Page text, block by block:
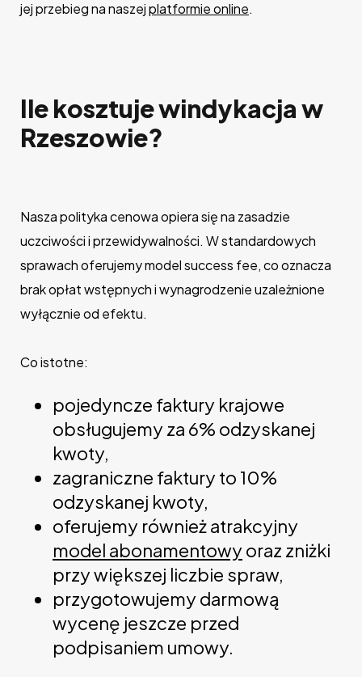
jej przebieg na naszejplatformie online.
Ile kosztuje windykacja w
Rzeszowie?
Nasza polityka cenowa opiera się na zasadzie
uczciwości i przewidywalności. W standardowych
sprawach oferujemy model success fee, co oznacza
brak opłat wstępnych i wynagrodzenie uzależnione
wyłącznie od efektu.
Co istotne:
pojedyncze faktury krajowe
obsługujemy za 6% odzyskanej
kwoty,
zagraniczne faktury to 10%
odzyskanej kwoty,
oferujemy również atrakcyjny
model abonamentowy oraz zniżki
przy większej liczbie spraw,
przygotowujemy darmową
wycenę jeszcze przed
podpisaniem umowy.